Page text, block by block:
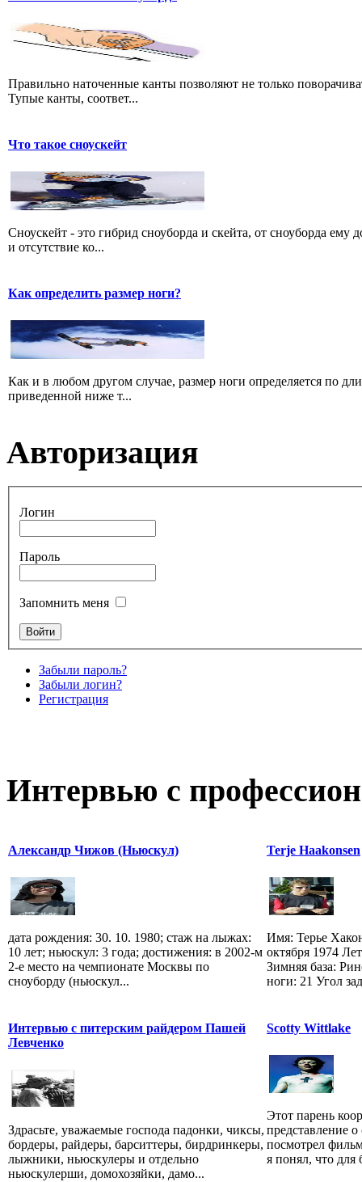
Правильно наточенные канты позволяют не только
Тупые канты, соответ...
Что такое сноускейт
Сноускейт - это гибрид сноуборда и скейта, от сноуборда ему
и отсутствие ко...
Как определить размер ноги?
Как и в любом другом случае, размер ноги определяется по
приведенной ниже т...
Авторизация
Логин
Пароль
Запомнить меня
Забыли пароль?
Забыли логин?
Регистрация
Интервью с
Александр Чижов (Ньюскул)
дата рождения: 30. 10. 1980; стаж на лыжах:
10 лет; ньюскул: 3 года; достижения: в 2002-м
2-е место на чемпионате Москвы по
сноуборду (ньюскул...
Terje Haakonsen
Имя: Терье
октября 1974
Зимняя база:
ноги: 21 Угол
Интервью с питерским райдером Пашей
Левченко
Здрасьте, уважаемые господа падонки, чиксы,
бордеры, райдеры, барситтеры, бирдринкеры,
лыжники, ньюскулеры и отдельно
ньюскулерши, домохозяйки, дамо...
Scotty Wittlake
Этот парень
представление
посмотрел
я понял, что